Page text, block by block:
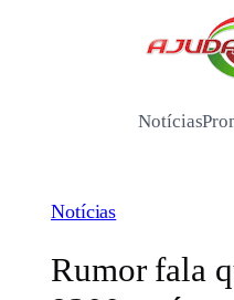
Notícias
Notícias
Rumor fala